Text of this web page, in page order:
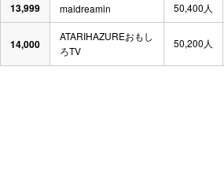
13,999 maidreamin 50,400人
14,000
ATARIHAZUREおもし
ろTV
50,200人